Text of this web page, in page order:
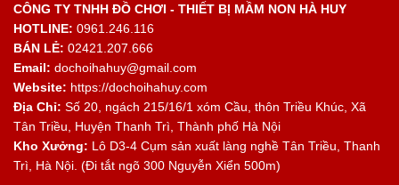
CÔNG TY TNHH ĐỒ CHƠI - THIẾT BỊ MẦM NON HÀ HUY
HOTLINE: 0961.246.116
BÁN LẺ: 02421.207.666
Email: dochoihahuy@gmail.com
Website: https://dochoihahuy.com
Địa Chỉ: Số 20, ngách 215/16/1 xóm Cầu, thôn Triều Khúc, Xã
Tân Triều, Huyện Thanh Trì, Thành phố Hà Nội
Kho Xưởng: Lô D3-4 Cụm sản xuất làng nghề Tân Triều, Thanh
Trì, Hà Nội. (Đi tắt ngõ 300 Nguyễn Xiển 500m)